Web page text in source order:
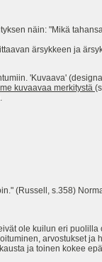
näin: "Mikä
ärsykkeen ja
'Kuvaava'
kuvaavaa merkitystä
(Russell, s.358)
ole kuilun eri puolilla
arvostukset ja
ja toinen kokee